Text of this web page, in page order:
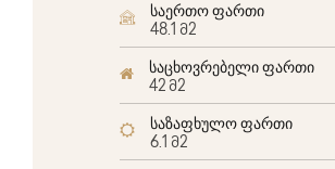
საერთო ფართი
48.1 მ2
საცხოვრებელი ფართი
42 მ2
საზაფხულო ფართი
6.1 მ2